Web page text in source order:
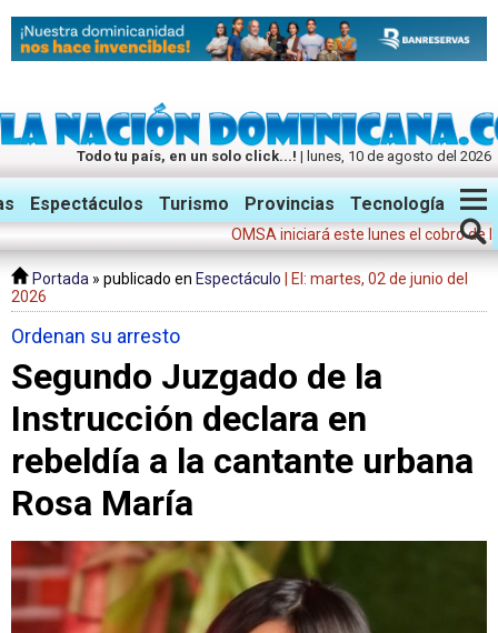
Todo tu país, en un solo click...! | lunes, 10 de agosto del 2026
Twitter Facebook Instagram
Espectáculos Turismo Provincias Tecnología
OMSA iniciará este lunes el cobro de la
Portada » publicado en Espectáculo
| El: martes, 02 de junio del
2026
Ordenan su arresto
Segundo Juzgado de la
Instrucción declara en
rebeldía a la cantante urbana
Rosa María